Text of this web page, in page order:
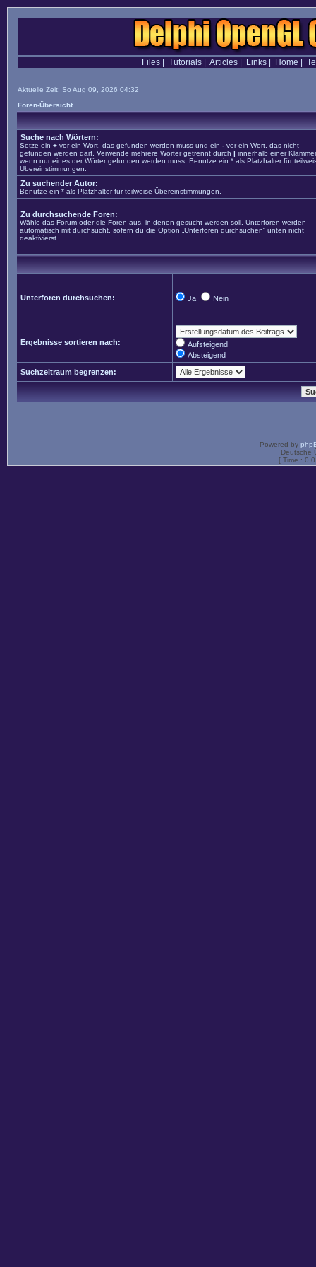
Files| Tutorials| Articles| Links| Home
Aktuelle Zeit: So Aug 09, 2026 04:32
Foren-Übersicht
Suche nach Wörtern:
Setze ein + vor ein Wort, das gefunden werden muss und ein - vor ein Wort, das nicht
gefunden werden darf. Verwende mehrere Wörter getrennt durch | innerhalb einer
wenn nur eines der Wörter gefunden werden muss. Benutze ein * als Platzhalter für
Übereinstimmungen.
Zu suchender Autor:
Benutze ein * als Platzhalter für teilweise Übereinstimmungen.
Zu durchsuchende Foren:
Wähle das Forum oder die Foren aus, in denen gesucht werden soll. Unterforen werden
automatisch mit durchsucht, sofern du die Option „Unterforen durchsuchen“ unten nicht
deaktivierst.
Unterforen durchsuchen: Ja Nein
Ergebnisse sortieren nach:
Aufsteigend
Absteigend
Suchzeitraum begrenzen:
Powered by
Deutsche
[ Time :